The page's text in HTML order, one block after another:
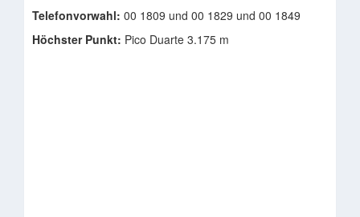
Telefonvorwahl: 00 1809 und 00 1829 und 00 1849
Höchster Punkt: Pico Duarte 3.175 m